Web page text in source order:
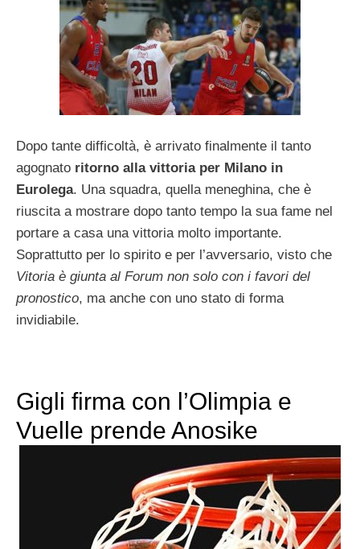
Dopo tante difficoltà, è arrivato finalmente il tanto
agognato ritorno alla vittoria per Milano in
Eurolega. Una squadra, quella meneghina, che è
riuscita a mostrare dopo tanto tempo la sua fame nel
portare a casa una vittoria molto importante.
Soprattutto per lo spirito e per l’avversario, visto che
Vitoria è giunta al Forum non solo con i favori del
pronostico, ma anche con uno stato di forma
invidiabile.
Gigli firma con l’Olimpia e
Vuelle prende Anosike